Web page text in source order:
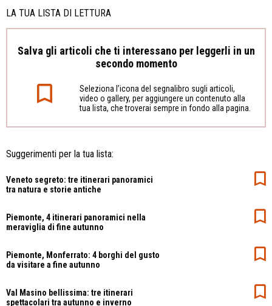
LA TUA LISTA DI LETTURA
Salva gli articoli che ti interessano per leggerli in un
secondo momento
Seleziona l’icona del segnalibro sugli articoli,
video o gallery, per aggiungere un contenuto alla
tua lista, che troverai sempre in fondo alla pagina.
Suggerimenti per la tua lista:
Veneto segreto: tre itinerari panoramici
tra natura e storie antiche
Piemonte, 4 itinerari panoramici nella
meraviglia di fine autunno
Piemonte, Monferrato: 4 borghi del gusto
da visitare a fine autunno
Val Masino bellissima: tre itinerari
spettacolari tra autunno e inverno